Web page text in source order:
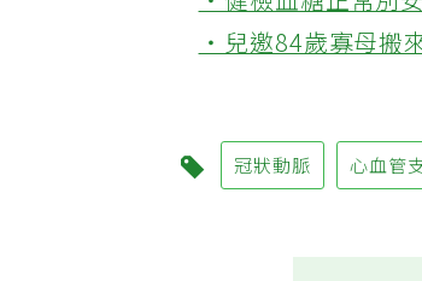
‧健檢血糖正常別
‧兒邀84歲寡母搬
冠狀動脈 心血管